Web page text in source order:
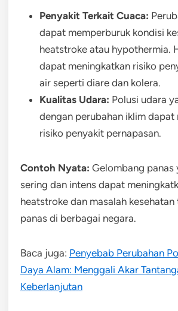
Penyakit Terkait Cuaca:
dapat memperburuk kondisi
heatstroke atau hypothermia.
dapat meningkatkan risiko
air seperti diare dan kolera.
Kualitas Udara: Polusi udara
dengan perubahan iklim dapat
risiko penyakit pernapasan.
Contoh Nyata: Gelombang panas
sering dan intens dapat
heatstroke dan masalah
panas di berbagai negara.
Baca juga: Penyebab Perubahan
Daya Alam: Menggali Akar
Keberlanjutan